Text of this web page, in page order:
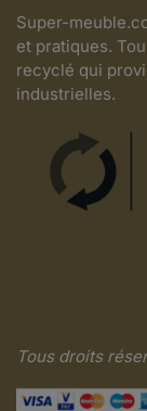
Super-
et pratiques.
recyclé qui
industrielles.
Tous droits